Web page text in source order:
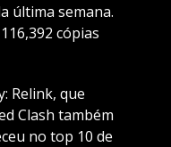
última semana.
cópias
Relink, que
Clash também
no top 10 de